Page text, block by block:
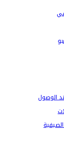
الوصول